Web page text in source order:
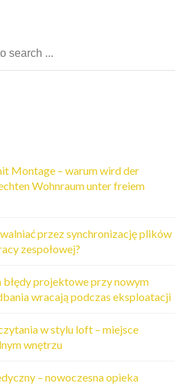
Montage – warum wird der
Wohnraum unter freiem
przez synchronizację plików
zespołowej?
błędy projektowe przy nowym
wracają podczas eksploatacji
w stylu loft – miejsce
wnętrzu
– nowoczesna opieka